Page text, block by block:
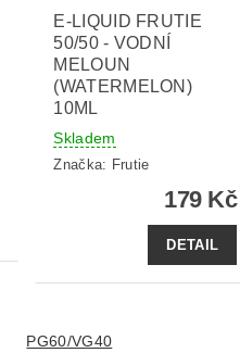
E-LIQUID FRUTIE
50/50 - VODNÍ
MELOUN
(WATERMELON)
10ML
Skladem
Značka: Frutie
179 Kč
DETAIL
PG60/VG40